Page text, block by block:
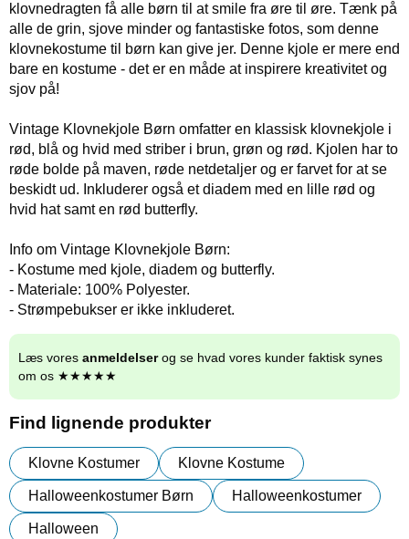
klovnedragten få alle børn til at smile fra øre til øre. Tænk på
alle de grin, sjove minder og fantastiske fotos, som denne
klovnekostume til børn kan give jer. Denne kjole er mere end
bare en kostume - det er en måde at inspirere kreativitet og
sjov på!
Vintage Klovnekjole Børn omfatter en klassisk klovnekjole i
rød, blå og hvid med striber i brun, grøn og rød. Kjolen har to
røde bolde på maven, røde netdetaljer og er farvet for at se
beskidt ud. Inkluderer også et diadem med en lille rød og
hvid hat samt en rød butterfly.
Info om Vintage Klovnekjole Børn:
- Kostume med kjole, diadem og butterfly.
- Materiale: 100% Polyester.
- Strømpebukser er ikke inkluderet.
Læs vores anmeldelserog se hvad vores kunder faktisk synes
om os ★★★★★
Find lignende produkter
Klovne Kostumer Klovne Kostume
Halloweenkostumer Børn Halloweenkostumer
Halloween